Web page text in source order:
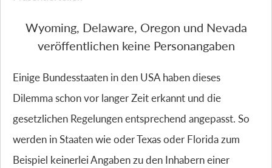
Wyoming, Delaware, Oregon und Nevada
veröffentlichen keine Personangaben
Einige Bundesstaaten in den USA haben dieses
Dilemma schon vor langer Zeit erkannt und die
gesetzlichen Regelungen entsprechend angepasst. So
werden in Staaten wie oder Texas oder Florida zum
Beispiel keinerlei Angaben zu den Inhabern einer